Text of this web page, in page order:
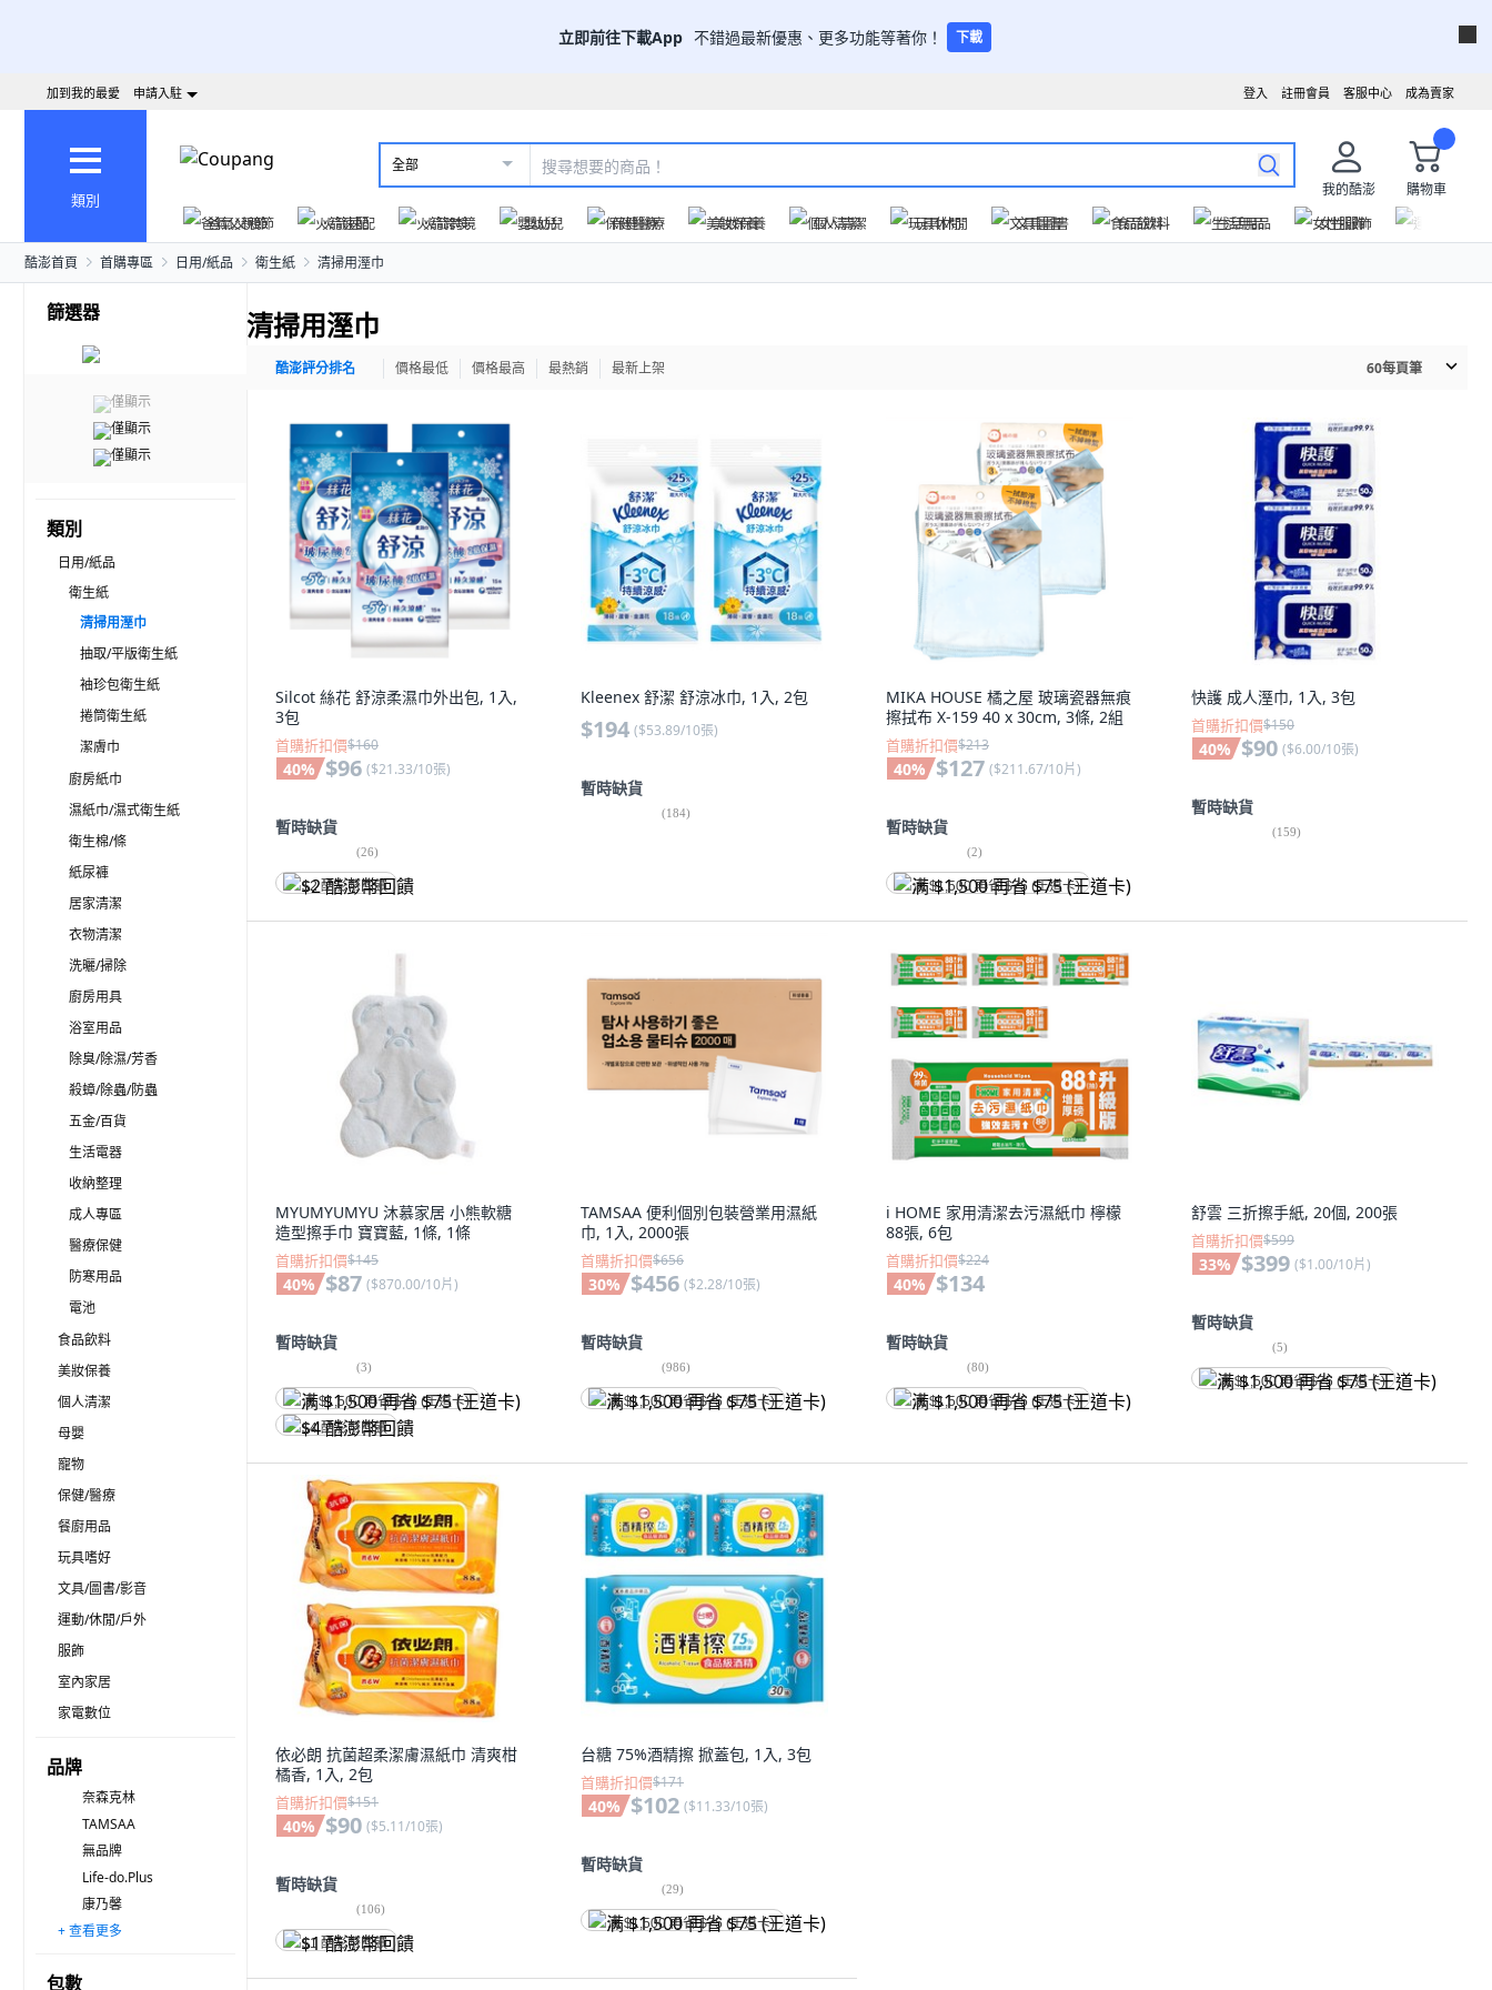
立即前往下載App 不錯過最新優惠、更多功能等著你！ 下載
成為賣家
客服中心
註冊會員
登入
加到我的最愛 申請入駐
類別
全部
我的酷澎
購物車
爸氣父親節
火箭速配 火箭跨境 嬰幼兒 保健醫療 美妝保養 個人清潔 玩具休閒 文具圖書 食品飲料 生活用品 女性服飾
酷澎首頁 首購專區 日用/紙品 衛生紙 清掃用溼巾
篩選器
僅顯示
僅顯示
僅顯示
類別
日用/紙品
衛生紙
清掃用溼巾
抽取/平版衛生紙
袖珍包衛生紙
捲筒衛生紙
潔膚巾
廚房紙巾
濕紙巾/濕式衛生紙
衛生棉/條
紙尿褲
居家清潔
衣物清潔
洗曬/掃除
廚房用具
浴室用品
除臭/除濕/芳香
殺蟑/除蟲/防蟲
五金/百貨
生活電器
收納整理
成人專區
醫療保健
防寒用品
電池
食品飲料
美妝保養
個人清潔
母嬰
寵物
保健/醫療
餐廚用品
玩具嗜好
文具/圖書/影音
運動/休閒/戶外
服飾
室內家居
家電數位
品牌
奈森克林
TAMSAA
無品牌
Life-do.Plus
康乃馨
OMA&Baby 拭拭樂
PURGE 普潔
Simba 小獅王辛巴
舒主金
適膚克林
KOgi 宏瑋 太厚駕到
KUROMI 酷洛米
康乃馨 寶貝天使
Savlon 沙威隆
Smart Wipes
依必朗
i HOME
BENI BEAR 邦尼熊
QIANHUI 倩揮
JOYFUL NAPKIN 悅棉
+ 查看更多
包數
清掃用溼巾
酷澎評分排名 價格最低 價格最高 最熱銷 最新上架 60每頁筆
Silcot 絲花 舒涼柔濕巾外出包, 1入,
3包
首購折扣價$160
40% $96 ($21.33/10張)
暫時缺貨
(26)
$2 酷澎幣回饋
Kleenex 舒潔 舒涼冰巾, 1入, 2包
$194 ($53.89/10張)
暫時缺貨
(184)
MIKA HOUSE 橘之屋 玻璃瓷器無痕
擦拭布 X-159 40 x 30cm, 3條, 2組
首購折扣價$213
40% $127 ($211.67/10片)
暫時缺貨
(2)
满 $1,500 再省 $75 (王道卡)
快護 成人溼巾, 1入, 3包
首購折扣價$150
40% $90 ($6.00/10張)
暫時缺貨
(159)
MYUMYUMYU 沐慕家居 小熊軟糖
造型擦手巾 寶寶藍, 1條, 1條
首購折扣價$145
40% $87 ($870.00/10片)
暫時缺貨
(3)
满 $1,500 再省 $75 (王道卡)
$4 酷澎幣回饋
TAMSAA 便利個別包裝營業用濕紙
巾, 1入, 2000張
首購折扣價$656
30% $456 ($2.28/10張)
暫時缺貨
(986)
满 $1,500 再省 $75 (王道卡)
i HOME 家用清潔去污濕紙巾 檸檬
88張, 6包
首購折扣價$224
40% $134
暫時缺貨
(80)
满 $1,500 再省 $75 (王道卡)
舒雲 三折擦手紙, 20個, 200張
首購折扣價$599
33% $399 ($1.00/10片)
暫時缺貨
(5)
满 $1,500 再省 $75 (王道卡)
依必朗 抗菌超柔潔膚濕紙巾 清爽柑
橘香, 1入, 2包
首購折扣價$151
40% $90 ($5.11/10張)
暫時缺貨
(106)
$1 酷澎幣回饋
台糖 75%酒精擦 掀蓋包, 1入, 3包
首購折扣價$171
40% $102 ($11.33/10張)
暫時缺貨
(29)
满 $1,500 再省 $75 (王道卡)